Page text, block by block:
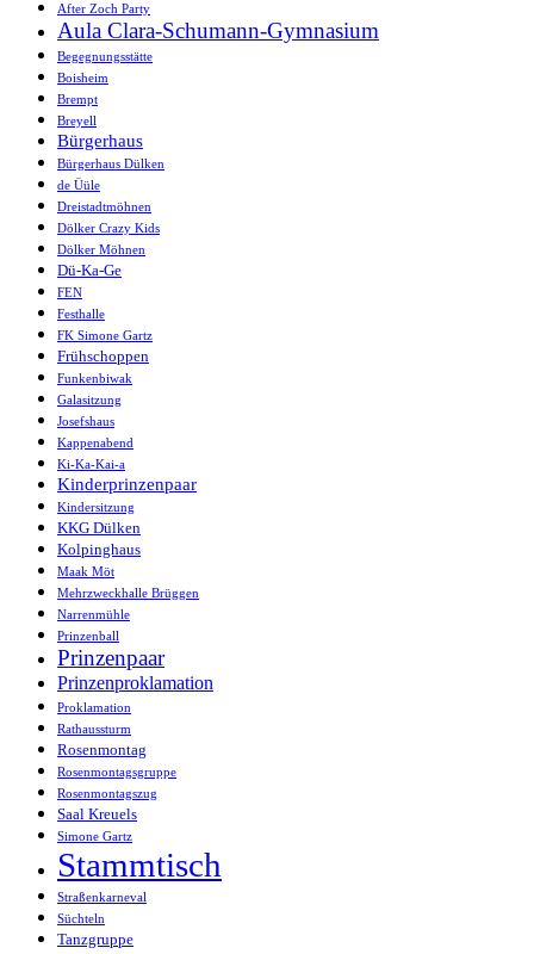
After Zoch Party
Aula Clara-Schumann-Gymnasium
Begegnungsstätte
Boisheim
Brempt
Breyell
Bürgerhaus
Bürgerhaus Dülken
de Üüle
Dreistadtmöhnen
Dölker Crazy Kids
Dölker Möhnen
Dü-Ka-Ge
FEN
Festhalle
FK Simone Gartz
Frühschoppen
Funkenbiwak
Galasitzung
Josefshaus
Kappenabend
Ki-Ka-Kai-a
Kinderprinzenpaar
Kindersitzung
KKG Dülken
Kolpinghaus
Maak Möt
Mehrzweckhalle Brüggen
Narrenmühle
Prinzenball
Prinzenpaar
Prinzenproklamation
Proklamation
Rathaussturm
Rosenmontag
Rosenmontagsgruppe
Rosenmontagszug
Saal Kreuels
Simone Gartz
Stammtisch
Straßenkarneval
Süchteln
Tanzgruppe